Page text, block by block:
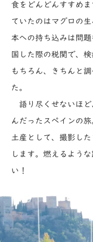
食をどんどんすすめ
ていたのはマグロの
本への持ち込みは問
国した際の税関で、
もちろん、きちんと
た。
語り尽くせないほ
んだったスペインの
土産として、撮影し
します。燃えるよう
い！